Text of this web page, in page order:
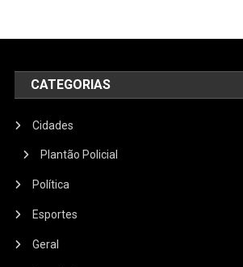
CATEGORIAS
Cidades
Plantão Policial
Política
Esportes
Geral